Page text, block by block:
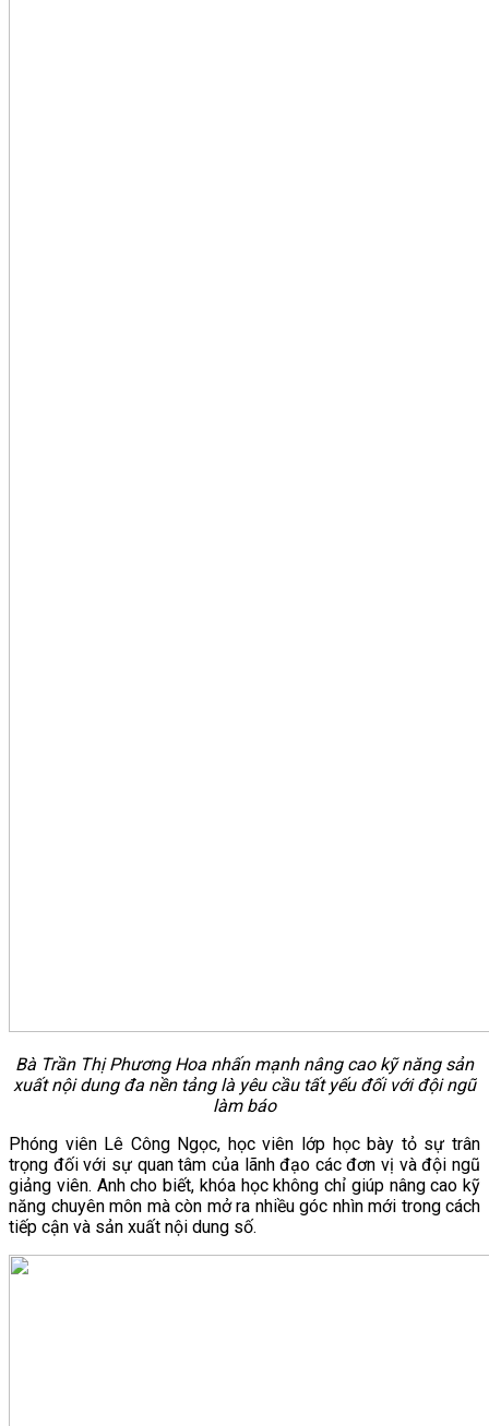
Bà Trần Thị Phương Hoa nhấn mạnh nâng cao kỹ năng sản
xuất nội dung đa nền tảng là yêu cầu tất yếu đối với đội ngũ
làm báo
Phóng viên Lê Công Ngọc, học viên lớp học bày tỏ sự trân
trọng đối với sự quan tâm của lãnh đạo các đơn vị và đội ngũ
giảng viên. Anh cho biết, khóa học không chỉ giúp nâng cao kỹ
năng chuyên môn mà còn mở ra nhiều góc nhìn mới trong cách
tiếp cận và sản xuất nội dung số.